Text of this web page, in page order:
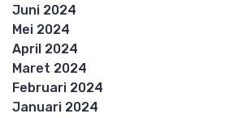
Juni 2024
Mei 2024
April 2024
Maret 2024
Februari 2024
Januari 2024